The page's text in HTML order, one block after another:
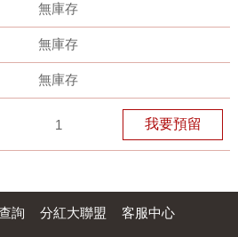
無庫存
無庫存
無庫存
1 我要預留
詢 分紅大聯盟 客服中心